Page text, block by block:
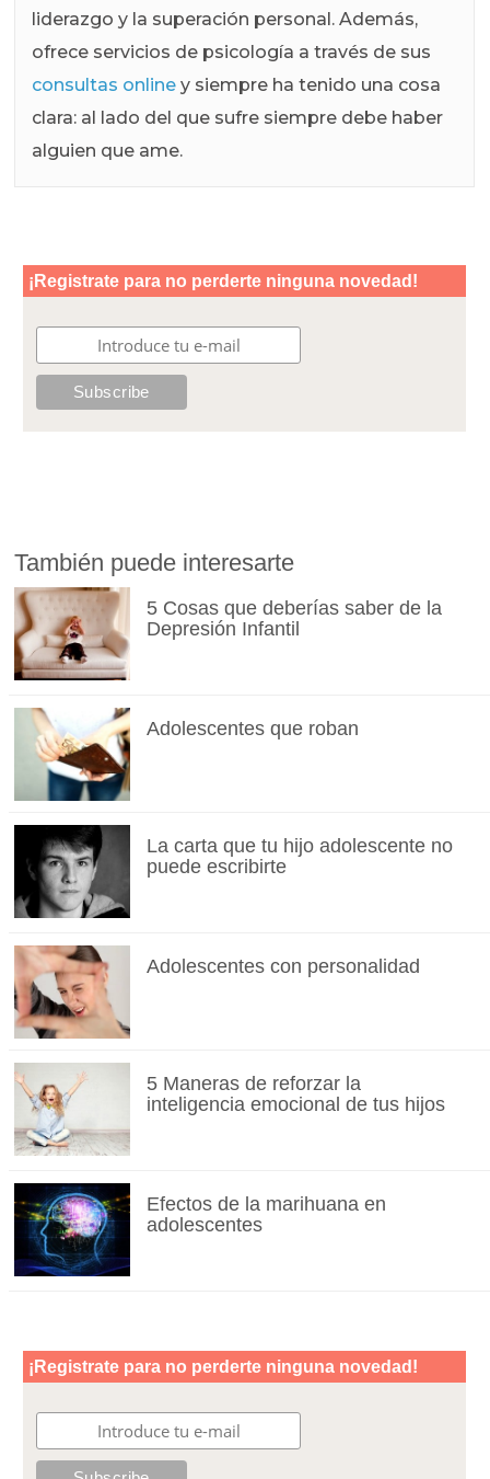
liderazgo y la superación personal. Además,
ofrece servicios de psicología a través de sus
consultas online y siempre ha tenido una cosa
clara: al lado del que sufre siempre debe haber
alguien que ame.
También puede interesarte
5 Cosas que deberías saber de la
Depresión Infantil
Adolescentes que roban
La carta que tu hijo adolescente no
puede escribirte
Adolescentes con personalidad
5 Maneras de reforzar la
inteligencia emocional de tus hijos
Efectos de la marihuana en
adolescentes